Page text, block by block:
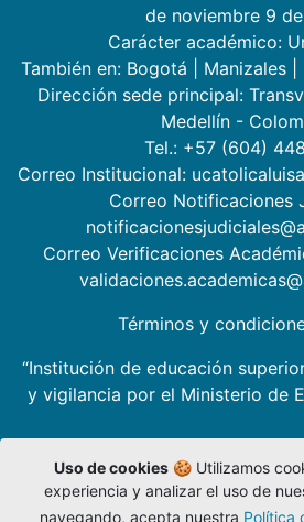
de noviembre 9
Carácter académico:
También en: Bogotá Manizales
Dirección sede principal:
Medellín -
Tel.: +57 (604)
Correo Institucional:
Correo Notificaciones
Correo Verificaciones
Términos y
“Institución de educación
y vigilancia por el Ministerio de
Uso de cookies🍪 Utilizamos
experiencia y analizar el uso de
navegando, acepta nuestra Política